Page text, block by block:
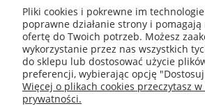
Informacje
O nas
Pliki cookies i pokrewne im
poprawne działanie strony i pomagają
ofertę do Twoich potrzeb. Możesz
wykorzystanie przez nas wszystkich
do sklepu lub dostosować użycie
preferencji, wybierając opcję
Więcej o plikach cookies przeczytasz
prywatności.